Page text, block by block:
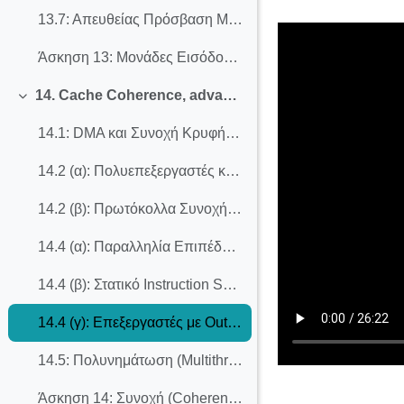
13.7: Aπευθείας Πρόσβαση Μνήμης (DMA) από Συσκευές Ε/Ε
Άσκηση 13: Μονάδες Εισόδου/Εξόδου (I/O), Σύνδεσμοι/Αρτηρίες, DMA
Collapse
14. Cache Coherence, advanced processors (Out-of-Order, Superscalar, Multithreading, Multicores)
14.1: DMA και Συνοχή Κρυφής-Κύριας Μνήμης
14.2 (α): Πολυεπεξεργαστές και Κρυφές Μνήμες
14.2 (β): Πρωτόκολλα Συνοχής τύπου "Snooping"
14.4 (α): Παραλληλία Επιπέδου Εντολής (ILP)
14.4 (β): Στατικό Instruction Scheduling και οι δυσκολίες του με άγνωστες διευθύνσεις
14.4 (γ): Επεξεργαστές με Out-of-Order Execution
14.5: Πολυνημάτωση (Multithreading)
Άσκηση 14: Συνοχή (Coherence) Κρυφών Μνημών, Προχωρημένοι Επεξεργαστές (Out-of-Order, Superscalar, Multithreading, Multicores)